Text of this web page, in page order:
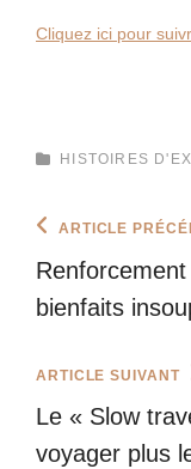
Cliquez ici pour
CATEGORIES
HISTOIRES
Navigation
de
l’article
Previous
Post
ARTICLE
bienfaits
Next
Post
ARTICLE SUIVANT
Le « Slow
voyager plus